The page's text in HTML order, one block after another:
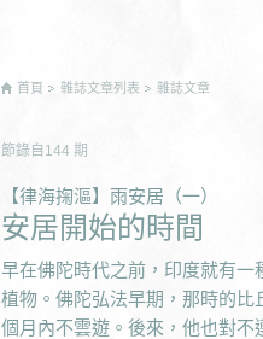
首頁 雜誌文章列表 雜誌文章
節錄自 144 期
【律海掬漚】雨安居（一）
安居開始的時間
早在佛陀時代之前，印度就有
植物。佛陀弘法早期，那時的
個月內不雲遊。後來，他也對不